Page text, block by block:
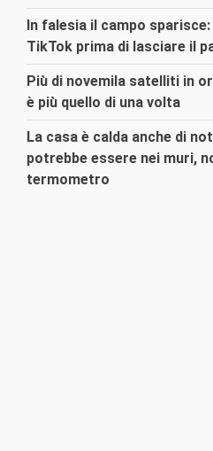
In falesia il campo
TikTok prima di lasciare il
Più di novemila satelliti in
è più quello di una volta
La casa è calda anche di
potrebbe essere nei muri,
termometro